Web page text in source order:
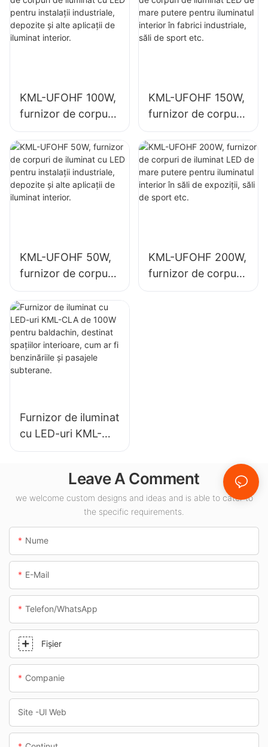
depozite.
KML-UFOHF 100W,
furnizor de corpuri
de iluminat cu LED
pentru instalații
industriale,
depozite și alte
aplicații de iluminat
KML-UFOHF 150W,
furnizor de corpuri
de iluminat LED de
mare putere pentru
iluminatul interior în
fabrici industriale,
săli de sport etc.
KML-UFOHF 50W,
furnizor de corpuri
de iluminat cu LED
pentru instalații
industriale,
depozite și alte
aplicații de iluminat
interior.
KML-UFOHF 200W,
furnizor de corpuri
de iluminat LED de
Furnizor de iluminat
cu LED-uri KML-
CLA de 100W
destinat spațiilor
interioare, cum ar fi
benzinăriile și
pasajele subterane.
Leave A Comment
we welcome custom designs and ideas and is able to cater to
the specific requirements.
Nume
E-Mail
Telefon/WhatsApp
Fişier
Companie
Site -ul Web